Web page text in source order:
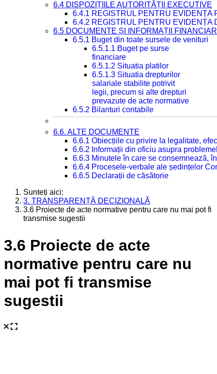
6.4 DISPOZIȚIILE AUTORITĂȚII EXECUTIVE
6.4.1 REGISTRUL PENTRU EVIDENȚA
6.4.2 REGISTRUL PENTRU EVIDENȚA
6.5 DOCUMENTE ȘI INFORMAȚII
6.5.1 Buget din toate sursele de venituri
6.5.1.1 Buget pe surse
financiare
6.5.1.2 Situatia platilor
6.5.1.3 Situatia drepturilor
salariale stabilite potrivit
legii, precum si alte drepturi
prevazute de acte normative
6.5.2 Bilanturi contabile
6.6. ALTE DOCUMENTE
6.6.1 Obiecțiile cu privire la legalitate,
6.6.2 Informații din oficiu asupra
6.6.3 Minutele în care se consemnează,
6.6.4 Procesele-verbale ale ședințelor
6.6.5 Declarații de căsătorie
Sunteți aici:
3. TRANSPARENȚĂ DECIZIONALĂ
3.6 Proiecte de acte normative pentru care nu mai pot fi
transmise sugestii
3.6 Proiecte de acte
normative pentru care nu
mai pot fi transmise
sugestii